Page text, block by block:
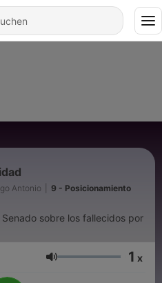
Antonio 9 - Posicionamiento
sobre los fallecidos por
Lautstärke 1 x